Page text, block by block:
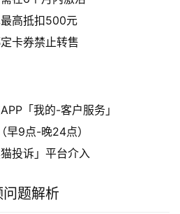
高抵扣500元
卡券禁止转售
「我的-客户服务」
早9点-晚24点）
投诉」平台介入
问题解析